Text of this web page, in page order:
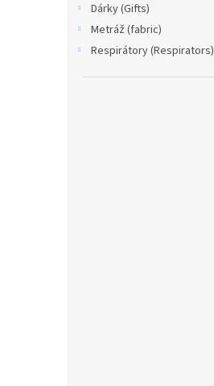
Dárky (Gifts)
Metráž (fabric)
Respirátory (Respirators)